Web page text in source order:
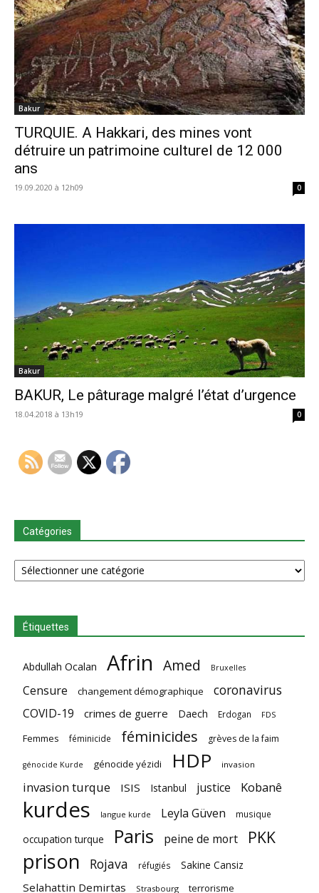
Bakur
TURQUIE. A Hakkari, des mines vont
détruire un patrimoine culturel de 12 000
ans
19.09.2020 à 12h09 0
Bakur
BAKUR, Le pâturage malgré l’état d’urgence
18.04.2018 à 13h19 0
Catégories
Catégories
Étiquettes
Abdullah Ocalan Afrin Amed Bruxelles
Censure changement démographique coronavirus
COVID-19 crimes de guerre Daech Erdogan FDS
Femmes féminicide féminicides grèves de la faim
génocide Kurde génocide yézidi HDP invasion
invasion turque ISIS Istanbul justice Kobanê
kurdes langue kurde Leyla Güven musique
occupation turque Paris peine de mort PKK
prison Rojava réfugiés Sakine Cansiz
Selahattin Demirtas Strasbourg terrorisme